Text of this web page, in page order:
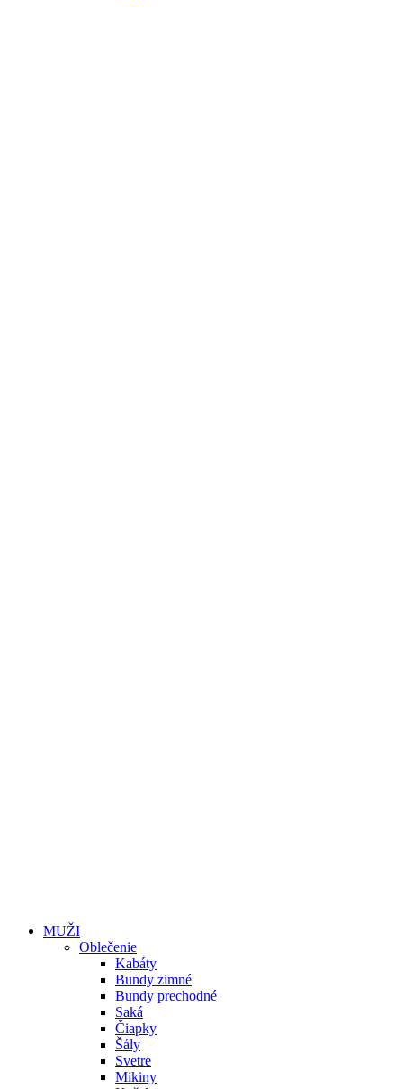
MUŽI
Oblečenie
Kabáty
Bundy zimné
Bundy prechodné
Saká
Čiapky
Šály
Svetre
Mikiny